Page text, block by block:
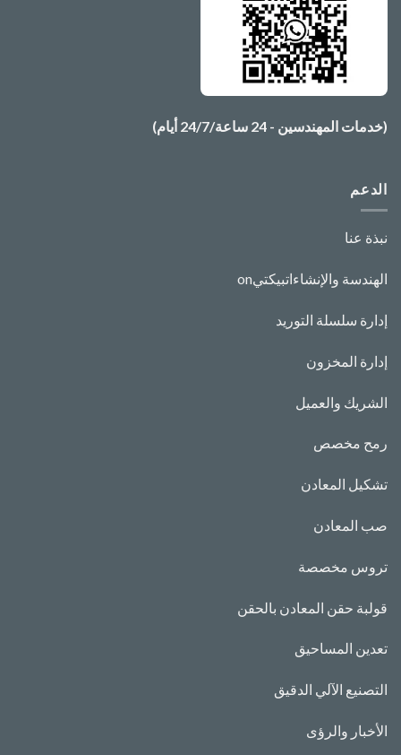
(خدمات المهندسين - 24 ساعة/24/7 أيام)
الدعم
نبذة عنا
الهندسة والإنشاءاتبيكتي on
إدارة سلسلة التوريد
إدارة المخزون
الشريك والعميل
رمح مخصص
تشكيل المعادن
صب المعادن
تروس مخصصة
قولبة حقن المعادن بالحقن
تعدين المساحيق
التصنيع الآلي الدقيق
الأخبار والرؤى